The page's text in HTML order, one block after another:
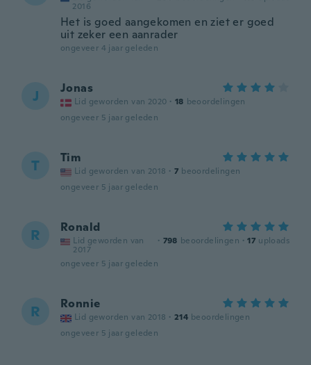
2016
Het is goed aangekomen en ziet er goed
uit zeker een aanrader
ongeveer 4 jaar geleden
J Jonas
Lid geworden van 2020 · 18 beoordelingen
ongeveer 5 jaar geleden
T Tim
Lid geworden van 2018 · 7 beoordelingen
ongeveer 5 jaar geleden
R Ronald
Lid geworden van
2017
· 798 beoordelingen · 17 uploads
ongeveer 5 jaar geleden
R Ronnie
Lid geworden van 2018 · 214 beoordelingen
ongeveer 5 jaar geleden